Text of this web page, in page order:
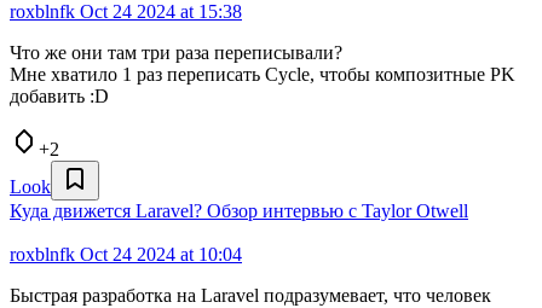
roxblnfk Oct 24 2024 at 15:38
Что же они там три раза переписывали?
Мне хватило 1 раз переписать Cycle, чтобы композитные PK
добавить :D
+2
Look
Куда движется Laravel? Обзор интервью с Taylor Otwell
roxblnfk Oct 24 2024 at 10:04
Быстрая разработка на Laravel подразумевает, что человек